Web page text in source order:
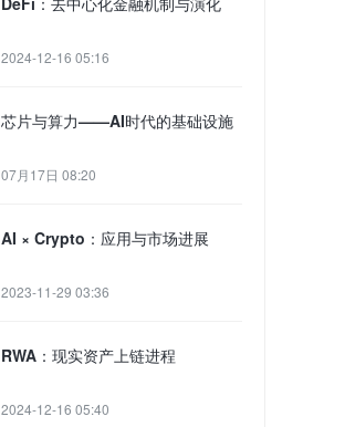
2024-12-16 05:16
芯片与算力——AI时代的基础设施
07月17日 08:20
AI × Crypto：应用与市场进展
2023-11-29 03:36
RWA：现实资产上链进程
2024-12-16 05:40